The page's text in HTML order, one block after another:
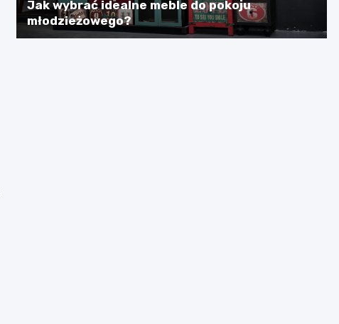
Jak wybrać idealne meble do pokoju
młodzieżowego?